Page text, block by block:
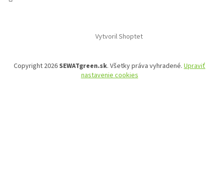
Vytvoril Shoptet
Copyright 2026SEWATgreen.sk. Všetky práva vyhradené. Upraviť
nastavenie cookies